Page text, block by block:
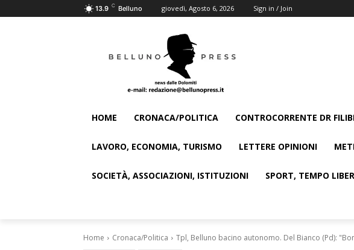
13.9 C Belluno giovedì, Agosto 6, 2026 Sign in / Join
HOME CRONACA/POLITICA CONTROCORRENTE DR
LAVORO, ECONOMIA, TURISMO LETTERE OPINIONI
SOCIETÀ, ASSOCIAZIONI, ISTITUZIONI SPORT, TEMPO
Home Cronaca/Politica Tpl, Belluno bacino autonomo. Del Bianco (Pd):